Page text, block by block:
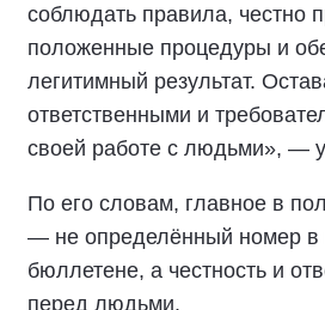
соблюдать правила, честно
положенные процедуры и
легитимный результат.
ответственными и
своей работе с людьми», —
По его словам, главное в
— не определённый номер в
бюллетене, а честность и
перед людьми.